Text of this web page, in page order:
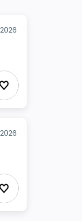
Ajouter aux
Ajouter aux